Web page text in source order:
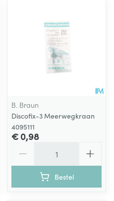
B. Braun
Discofix-3 Meerwegkraan
4095111
€ 0,98
Bestel